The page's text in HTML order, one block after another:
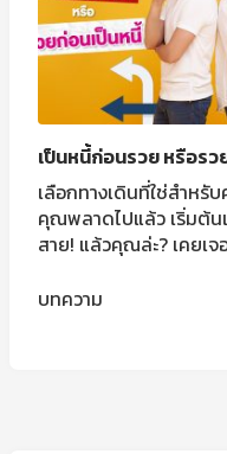
เป็นหนี้ก่อนรวย หรือร
เลือกทางเดินที่ใช่สำหรั
คุณพลาดไปแล้ว เริ่มต้
สาย! แล้วคุณล่ะ? เคยเ
บทความ